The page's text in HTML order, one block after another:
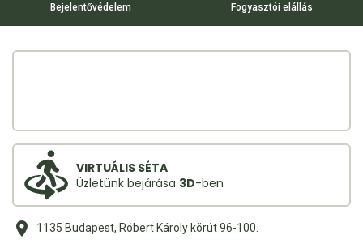
Bejelentővédelem Fogyasztói elállás
VIRTUÁLIS SÉTA
Üzletünk bejárása 3D-ben
1135 Budapest, Róbert Károly körút 96-100.